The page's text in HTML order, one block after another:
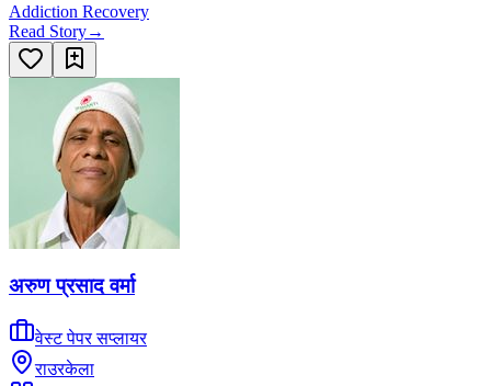
Addiction Recovery
Read Story→
अरुण प्रसाद वर्मा
वेस्ट पेपर सप्लायर
राउरकेला